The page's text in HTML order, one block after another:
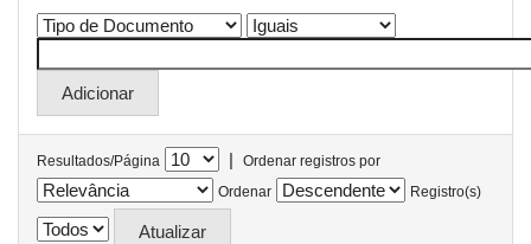
Resultados/Página |
Ordenar registros por
Ordenar
Registro(s)